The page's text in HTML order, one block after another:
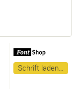
Schrift laden…